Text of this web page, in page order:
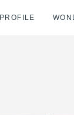
PROFILE